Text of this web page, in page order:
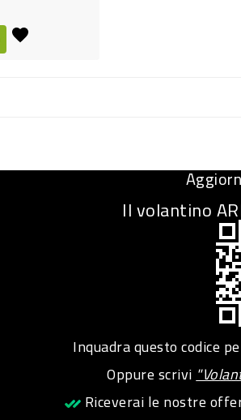
Il volantino
Inquadra questo codice
Oppure scrivi
Riceverai le nostre